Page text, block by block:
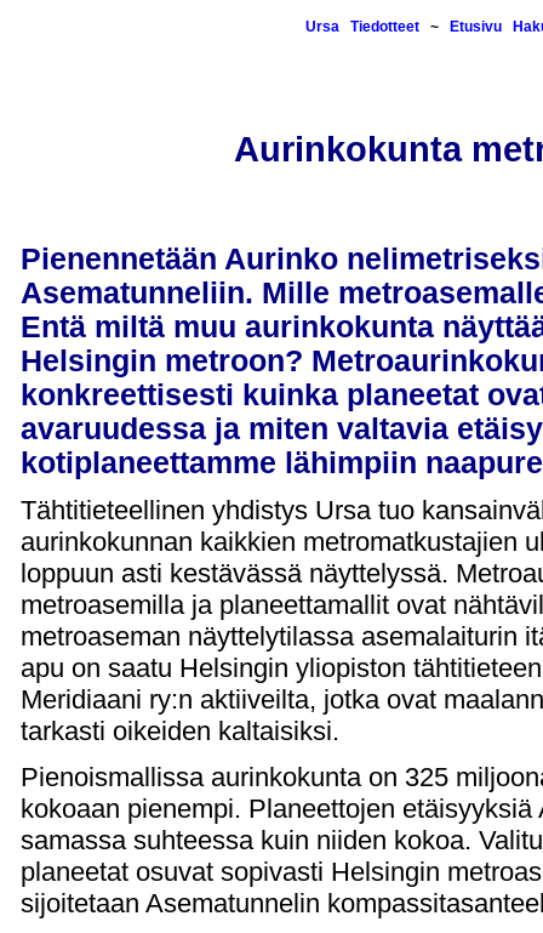
Ursa Tiedotteet~ Etusivu
Aurinkokunta
Pienennetään Aurinko
Asematunneliin. Mille
Entä miltä muu aurinkokunta
Helsingin metroon?
konkreettisesti kuinka planeetat
avaruudessa ja miten valtavia
kotiplaneettamme lähimpiin
Tähtitieteellinen yhdistys Ursa tuo
aurinkokunnan kaikkien metromatkustajien
loppuun asti kestävässä näyttelyssä.
metroasemilla ja planeettamallit ovat
metroaseman näyttelytilassa asemalaiturin
apu on saatu Helsingin yliopiston
Meridiaani ry:n aktiiveilta, jotka ovat
tarkasti oikeiden kaltaisiksi.
Pienoismallissa aurinkokunta on 325
kokoaan pienempi. Planeettojen
samassa suhteessa kuin niiden kokoa.
planeetat osuvat sopivasti Helsingin
sijoitetaan Asematunnelin